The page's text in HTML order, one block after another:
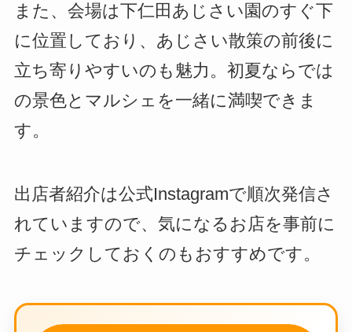
また、会場は下仁田あじさい園のすぐ下
に位置しており、あじさい散策の前後に
立ち寄りやすいのも魅力。初夏ならでは
の景色とマルシェを一緒に満喫できま
す。
出店者紹介は公式Instagramで順次発信さ
れていますので、気になるお店を事前に
チェックしておくのもおすすめです。